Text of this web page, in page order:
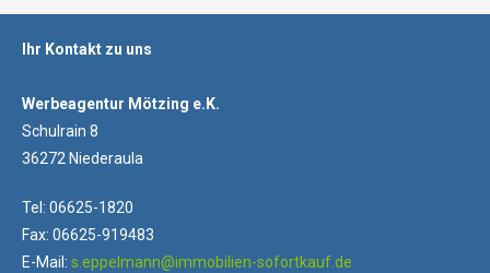
Ihr Kontakt zu uns
Werbeagentur Mötzing e.K.
Schulrain 8
36272 Niederaula
Tel: 06625-1820
Fax: 06625-919483
E-Mail: s.eppelmann@immobilien-sofortkauf.de